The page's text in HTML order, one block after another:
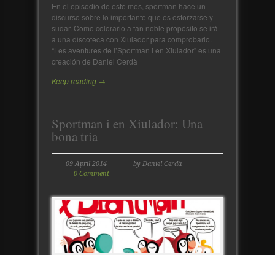
En el episodio de este mes, sportman hace un
discurso sobre lo importante que es esforzarse y
sudar. Como colorario a tan noble propósito se irá
a una discoteca con Xiulador para comprobarlo.
“Les aventures de l’Sportman i en Xiulador” es una
creación de Daniel Cerdà
Keep reading →
Sportman i en Xiulador: Una
bona tria
09 April 2014
by Daniel Cerdà
0 Comment